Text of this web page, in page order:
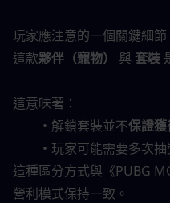
玩家應注意的一個關鍵細節
這款夥伴（寵物） 與 套裝
這意味著：
解鎖套裝並不保證獲
玩家可能需要多次
這種區分方式與《PUBG
營利模式保持一致。